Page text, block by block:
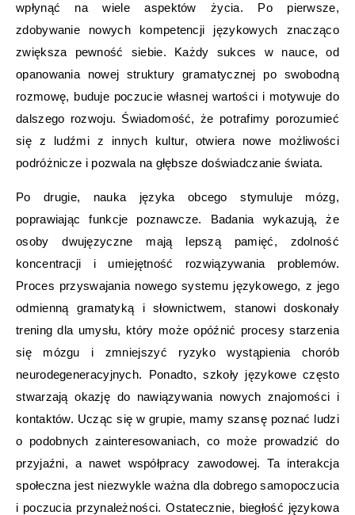
wpłynąć na wiele aspektów życia. Po pierwsze,
zdobywanie nowych kompetencji językowych znacząco
zwiększa pewność siebie. Każdy sukces w nauce, od
opanowania nowej struktury gramatycznej po swobodną
rozmowę, buduje poczucie własnej wartości i motywuje do
dalszego rozwoju. Świadomość, że potrafimy porozumieć
się z ludźmi z innych kultur, otwiera nowe możliwości
podróżnicze i pozwala na głębsze doświadczanie świata.
Po drugie, nauka języka obcego stymuluje mózg,
poprawiając funkcje poznawcze. Badania wykazują, że
osoby dwujęzyczne mają lepszą pamięć, zdolność
koncentracji i umiejętność rozwiązywania problemów.
Proces przyswajania nowego systemu językowego, z jego
odmienną gramatyką i słownictwem, stanowi doskonały
trening dla umysłu, który może opóźnić procesy starzenia
się mózgu i zmniejszyć ryzyko wystąpienia chorób
neurodegeneracyjnych. Ponadto, szkoły językowe często
stwarzają okazję do nawiązywania nowych znajomości i
kontaktów. Ucząc się w grupie, mamy szansę poznać ludzi
o podobnych zainteresowaniach, co może prowadzić do
przyjaźni, a nawet współpracy zawodowej. Ta interakcja
społeczna jest niezwykle ważna dla dobrego samopoczucia
i poczucia przynależności. Ostatecznie, biegłość językowa